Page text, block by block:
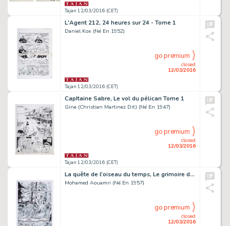
Tajan 12/03/2016 (CET)
L'Agent 212, 24 heures sur 24 - Tome 1
Daniel Kox (Né En 1952)
Tajan 12/03/2016 (CET)
closed
12/03/2016
go premium
CapItaine Sabre, Le vol du pélican Tome 1
Gine (Christian Martinez Dit) (Né En 1947)
Tajan 12/03/2016 (CET)
closed
12/03/2016
go premium
La quête de l'oiseau du temps, Le grimoire des dieux Tome 6
Mohamed Aouamri (Né En 1957)
closed
12/03/2016
go premium